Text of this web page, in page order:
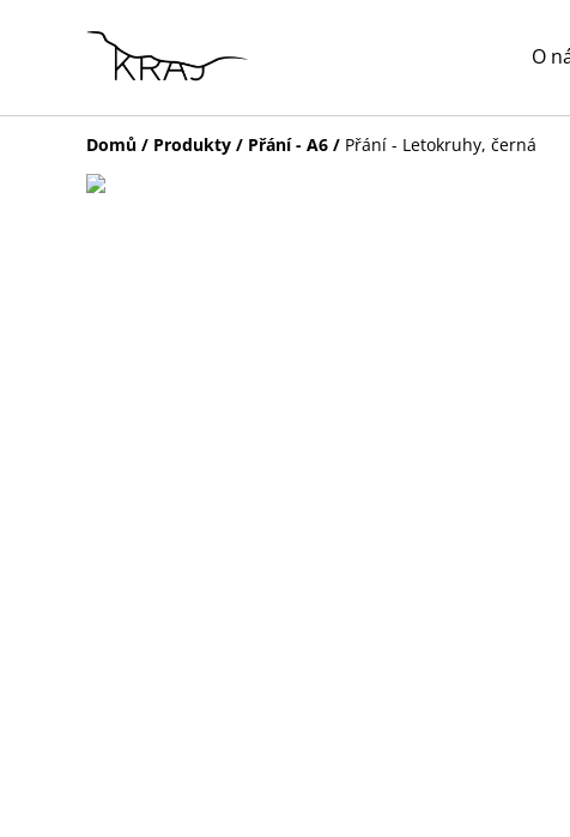
O
Domů / Produkty / Přání - A6 / Přání - Letokruhy, černá